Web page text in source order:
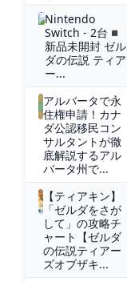
Nintendo
Switch - 2台◾️
新品未開封 ゼル
ダの伝説 ティア
ー...
アルバータで永
住権申請！カナ
ダ公認移民コン
サルタントが徹
底解説するアル
バータ州で...
【ティアキン】
「ゼルダをさが
して」の攻略チ
ャート【ゼルダ
の伝説ティアー
ズオブザキ...